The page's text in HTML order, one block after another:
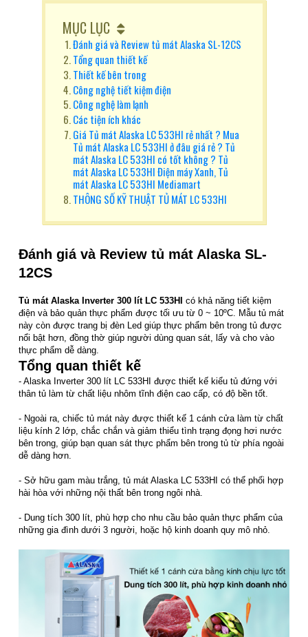
MỤC LỤC
Đánh giá và Review tủ mát Alaska SL-12CS
Tổng quan thiết kế
Thiết kế bên trong
Công nghệ tiết kiệm điện
Công nghệ làm lạnh
Các tiện ích khác
Giá Tủ mát Alaska LC 533HI rẻ nhất ? Mua
Tủ mát Alaska LC 533HI ở đâu giá rẻ ? Tủ
mát Alaska LC 533HI có tốt không ? Tủ
mát Alaska LC 533HI Điện máy Xanh, Tủ
mát Alaska LC 533HI Mediamart
THÔNG SỐ KỸ THUẬT TỦ MÁT LC 533HI
Đánh giá và Review tủ mát Alaska SL-
12CS
Tủ mát Alaska Inverter 300 lít LC 533HI
có khả năng tiết kiệm
điện và bảo quản thực phẩm được tối ưu từ 0 ~ 10ºC. Mẫu tủ mát
này còn được trang bị đèn Led giúp thực phẩm bên trong tủ được
nổi bật hơn, đồng thờ giúp người dùng quan sát, lấy và cho vào
thực phẩm dễ dàng.
Tổng quan thiết kế
- Alaska Inverter 300 lít LC 533HI được thiết kế kiểu tủ đứng với
thân tủ làm từ chất liệu nhôm tĩnh điện cao cấp, có độ bền tốt.
- Ngoài ra, chiếc tủ mát này được thiết kế 1 cánh cửa làm từ chất
liệu kính 2 lớp, chắc chắn và giảm thiểu tình trạng đọng hơi nước
bên trong, giúp bạn quan sát thực phẩm bên trong tủ từ phía ngoài
dễ dàng hơn.
- Sở hữu gam màu trắng, tủ mát Alaska LC 533HI có thể phối hợp
hài hòa với những nội thất bên trong ngôi nhà.
- Dung tích 300 lít, phù hợp cho nhu cầu bảo quản thực phẩm của
những gia đình dưới 3 người, hoặc hộ kinh doanh quy mô nhỏ.